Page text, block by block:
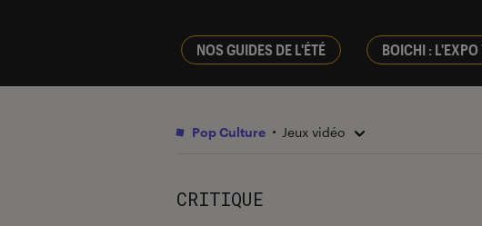
NOS GUIDES DE L'ÉTÉ BOICHI : L'EXPO
Pop Culture Jeux vidéo
CRITIQUE